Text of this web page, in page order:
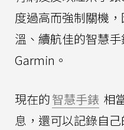
度過高而強制關機
溫、續航佳的智慧
Garmin。
現在的智慧手錶 相
息，還可以記錄自